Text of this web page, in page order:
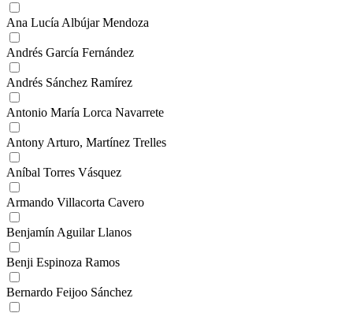
Ana Lucía Albújar Mendoza
Andrés García Fernández
Andrés Sánchez Ramírez
Antonio María Lorca Navarrete
Antony Arturo, Martínez Trelles
Aníbal Torres Vásquez
Armando Villacorta Cavero
Benjamín Aguilar Llanos
Benji Espinoza Ramos
Bernardo Feijoo Sánchez